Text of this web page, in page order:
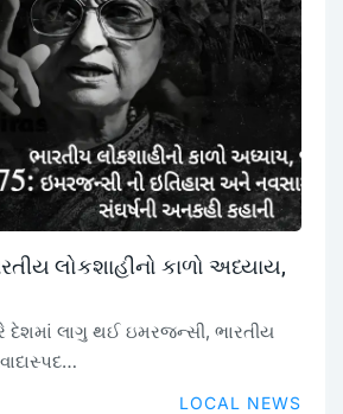
લોકશાહીનો કાળો અધ્યાય,
દેશમાં લાગુ થઈ ઇમરજન્સી, ભારતીય
LOCAL NEWS